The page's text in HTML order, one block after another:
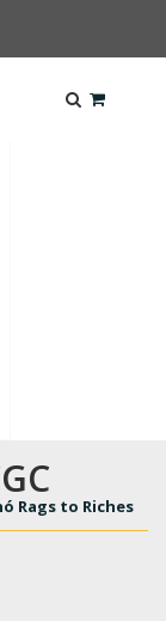
Rags to Riches